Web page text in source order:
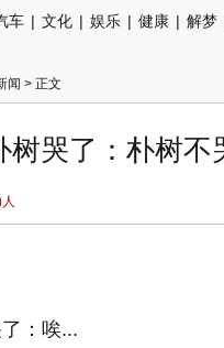
车 | 文化 | 娱乐 | 健康 | 解梦
闻 > 正文
树哭了：朴树不
：唉...